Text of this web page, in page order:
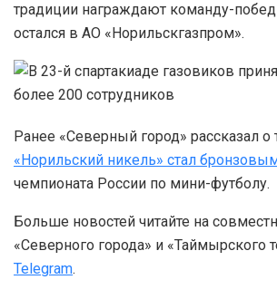
традиции награждают команду-
остался в АО «Норильскгазпром».
Ранее «Северный город» рассказал о
«Норильский никель» стал
чемпионата России по мини-футболу.
Больше новостей читайте на
«Северного города» и «Таймырского
Telegram.